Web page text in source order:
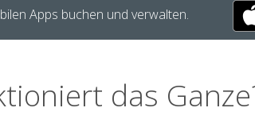
Apps buchen und verwalten.
das